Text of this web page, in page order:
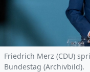
Friedrich Merz (CDU)
Bundestag (Archivbild).